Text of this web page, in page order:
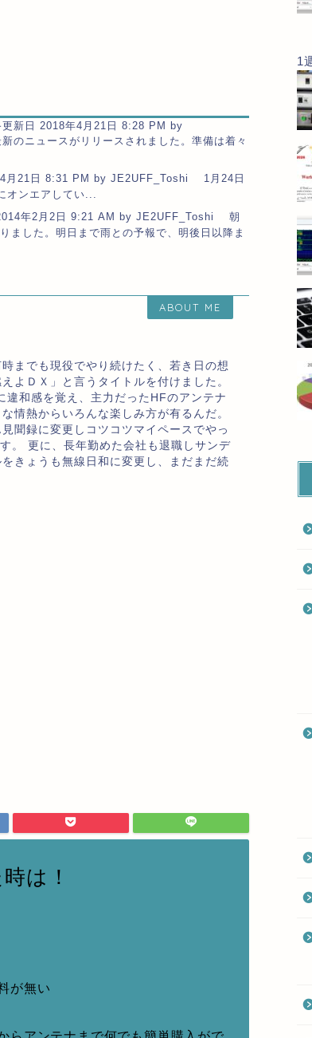
新日 2018年4月21日 8:28 PM by
ニュースがリリースされました。準備は着々
月21日 8:31 PM by JE2UFF_Toshi 1月24日
オンエアしてい...
年2月2日 9:21 AM by JE2UFF_Toshi 朝
した。明日まで雨との予報で、明後日以降ま
ABOUT ME
までも現役でやり続けたく、若き日の想
よＤＸ」と言うタイトルを付けました。
和感を覚え、主力だったHFのアンテナ
情熱からいろんな楽しみ方が有るんだ。
聞録に変更しコツコツマイペースでやっ
。 更に、長年勤めた会社も退職しサンデ
きょうも無線日和に変更し、まだまだ続
は！
が無い
1